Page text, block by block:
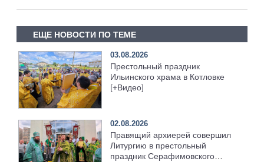
ЕЩЕ НОВОСТИ ПО ТЕМЕ
03.08.2026
Престольный праздник
Ильинского храма в Котловке
[+Видео]
02.08.2026
Правящий архиерей совершил
Литургию в престольный
праздник Серафимовского